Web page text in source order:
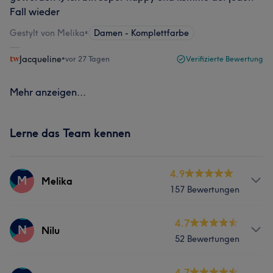
Fall wieder
Gestylt von Melika• Damen - Komplettfarbe
Jacqueline•vor 27 Tagen Verifizierte Bewertung
Mehr anzeigen...
Lerne das Team kennen
M Melika
4.9
157 Bewertungen
Services
N Nilu
4.7
52 Bewertungen